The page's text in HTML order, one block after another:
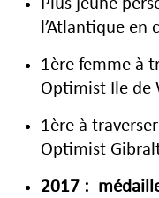
Plus jeune
l’Atlantique en
1ère femme à
Optimist Ile de
1ère à
Optimist
2017 :